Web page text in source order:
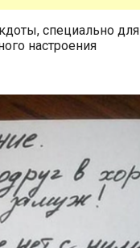
специально для
настроения